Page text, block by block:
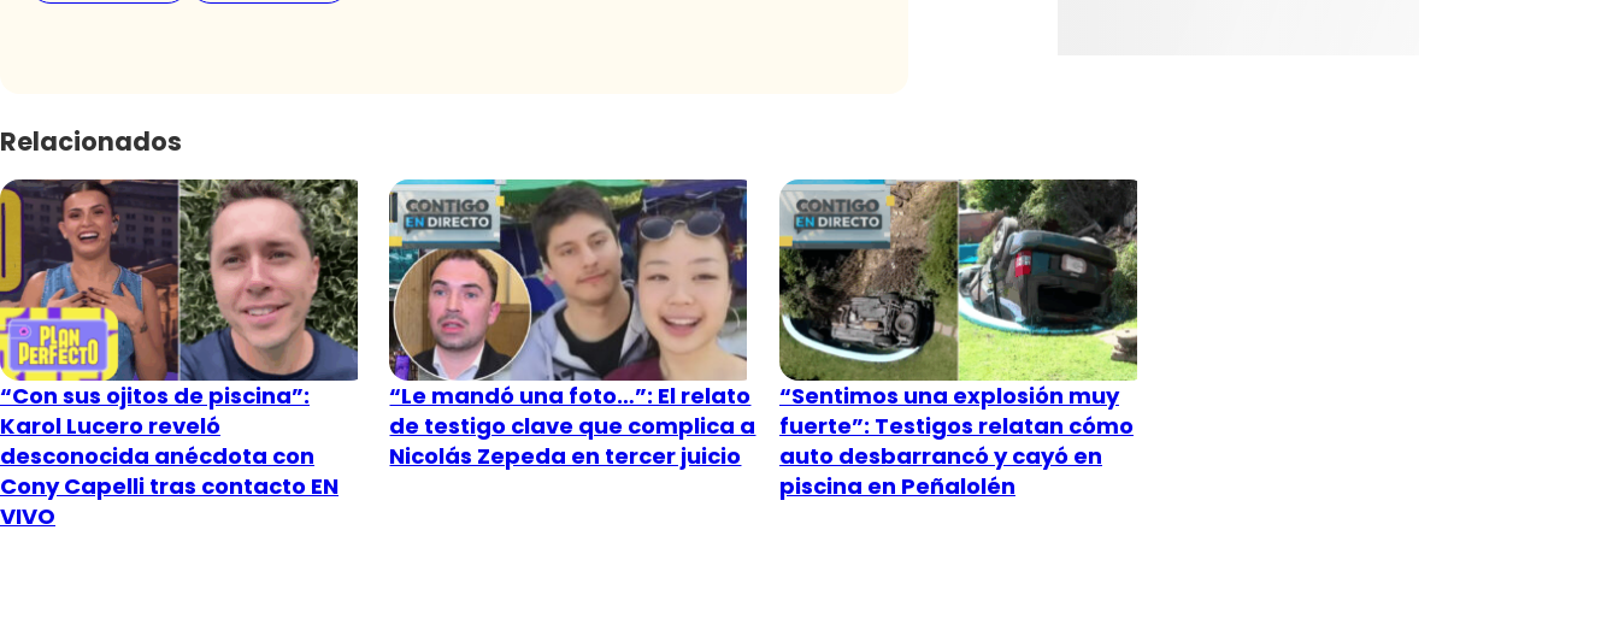
Relacionados
“Con sus ojitos de piscina”:
Karol Lucero reveló
desconocida anécdota con
Cony Capelli tras contacto EN
VIVO
“Le mandó una foto…”: El relato
de testigo clave que complica a
Nicolás Zepeda en tercer juicio
“Sentimos una explosión muy
fuerte”: Testigos relatan cómo
auto desbarrancó y cayó en
piscina en Peñalolén